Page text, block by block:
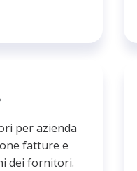
per azienda
fatture e
dei fornitori.